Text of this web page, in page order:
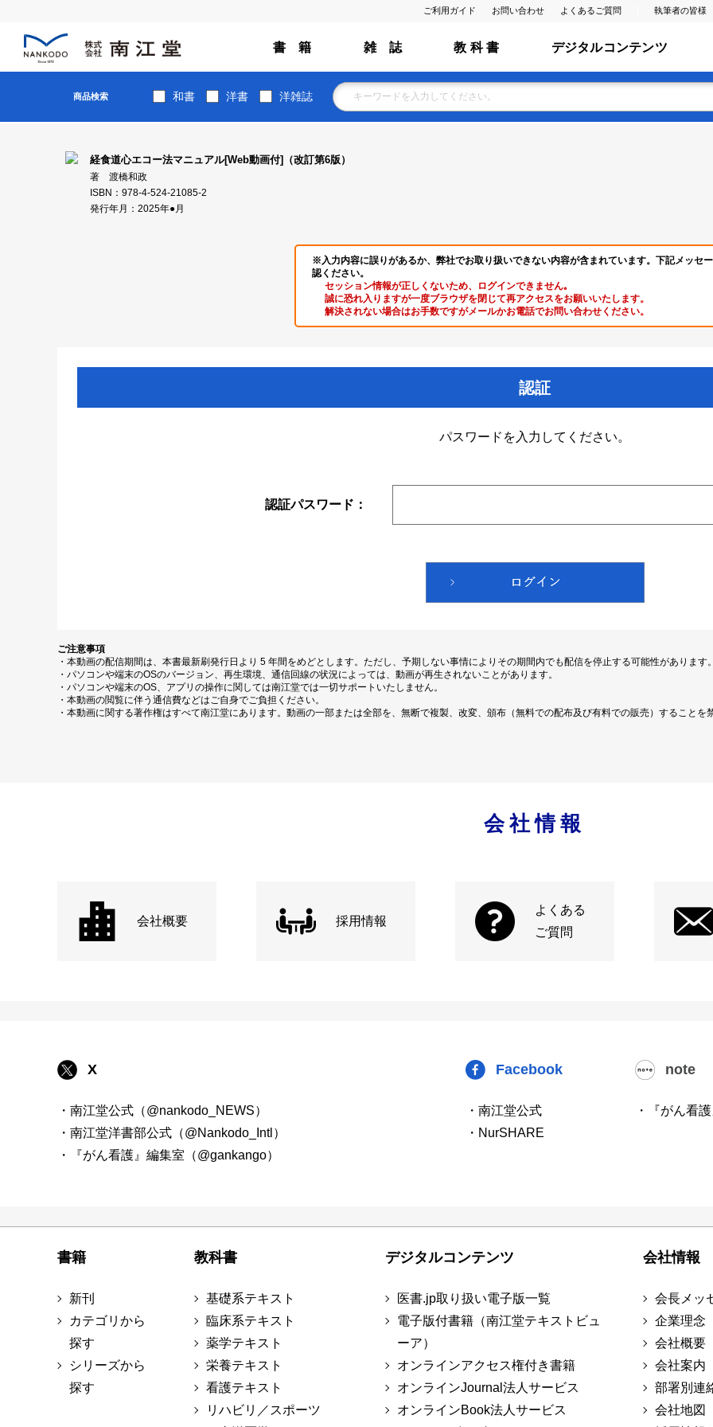
ご利用ガイド お問い合わせ よくあるご質問 執筆者の皆様
書 籍 雑 誌 教 科 書 デジタルコンテンツ
商品検索 和書 洋書 洋雑誌
経食道心エコー法マニュアル[Web動画付]（改訂第6版）
著 渡橋和政
ISBN：978-4-524-21085-2
発行年月：2025年●月
※入力内容に誤りがあるか、弊社でお取り扱いできない内容が含まれています。下記メッセ
認ください。
セッション情報が正しくないため、ログインできません｡
誠に恐れ入りますが一度ブラウザを閉じて再アクセスをお願いいたします。
解決されない場合はお手数ですがメールかお電話でお問い合わせください。
認証
パスワードを入力してください。
認証パスワード：
ご注意事項
・本動画の配信期間は、本書最新刷発行日より 5 年間をめどとします。ただし、予期しない事情によりその期間内でも配信を停止する可能性があります。
・パソコンや端末のOSのバージョン、再生環境、通信回線の状況によっては、動画が再生されないことがあります。
・パソコンや端末のOS、アプリの操作に関しては南江堂では一切サポートいたしません。
・本動画の閲覧に伴う通信費などはご自身でご負担ください。
・本動画に関する著作権はすべて南江堂にあります。動画の一部または全部を、無断で複製、改変、頒布（無料での配布及び有料での販売）することを
会社情報
会社概要 採用情報
よくある
ご質問
X
・南江堂公式（@nankodo_NEWS）
・南江堂洋書部公式（@Nankodo_Intl）
・『がん看護』編集室（@gankango）
Facebook
・南江堂公式
・NurSHARE
note
・『がん看
書籍
新刊
カテゴリから
探す
シリーズから
探す
教科書
基礎系テキスト
臨床系テキスト
薬学テキスト
栄養テキスト
看護テキスト
リハビリ／スポーツ
デジタルコンテンツ
医書.jp取り扱い電子版一覧
電子版付書籍（南江堂テキストビュ
ーア）
オンラインアクセス権付き書籍
オンラインJournal法人サービス
オンラインBook法人サービス
会社情報
会長メッ
企業理念
会社概要
会社案内
部署別連
会社地図